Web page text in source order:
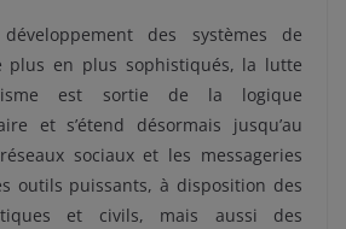
des systèmes de
plus en plus sophistiqués, la lutte
est sortie de la logique
et s’étend désormais jusqu’au
sociaux et les messageries
outils puissants, à disposition des
et civils, mais aussi des